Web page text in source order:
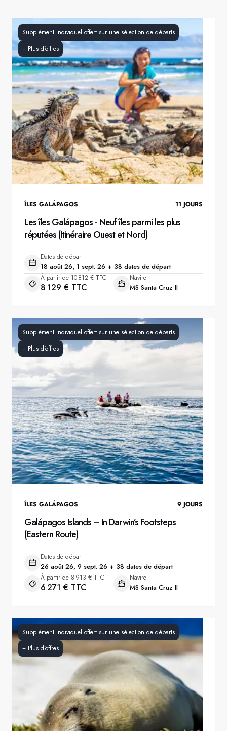
Supplément individuel offert sur une sélection de départs
+ Plus d'offres
ÎLES GALÁPAGOS 11 JOURS
Les îles Galápagos - Neuf îles parmi les plus
réputées (Itinéraire Ouest et Nord)
Dates de départ
18 août 26, 1 sept. 26 + 38 dates de départ
À partir de 10 812 € TTC
8 129 € TTC
Navire
MS Santa Cruz II
Supplément individuel offert sur une sélection de départs
+ Plus d'offres
ÎLES GALÁPAGOS 9 JOURS
Galápagos Islands – In Darwin’s Footsteps
(Eastern Route)
Dates de départ
26 août 26, 9 sept. 26 + 38 dates de départ
À partir de 8 913 € TTC
6 271 € TTC
Navire
MS Santa Cruz II
Supplément individuel offert sur une sélection de départs
+ Plus d'offres